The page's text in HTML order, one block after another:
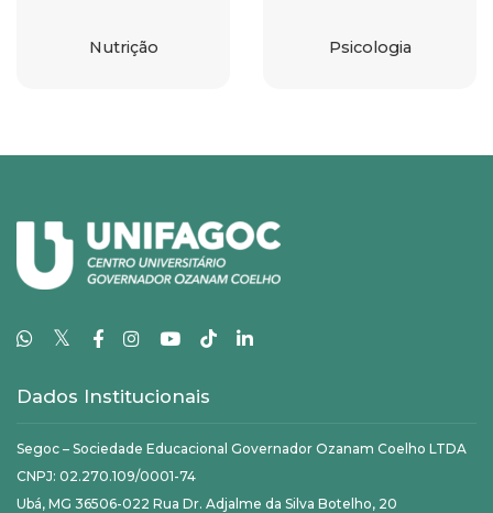
Nutrição Psicologia
𝕏
Dados Institucionais
Segoc – Sociedade Educacional Governador Ozanam Coelho LTDA
CNPJ: 02.270.109/0001-74
Ubá, MG 36506-022 Rua Dr. Adjalme da Silva Botelho, 20